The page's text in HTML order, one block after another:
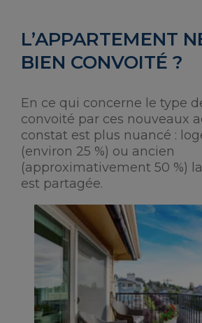
L’APPARTEMENT
BIEN CONVOITÉ ?
En ce qui concerne le type
convoité par ces nouveaux
constat est plus nuancé :
(environ 25 %) ou ancien
(approximativement 50 %)
est partagée.